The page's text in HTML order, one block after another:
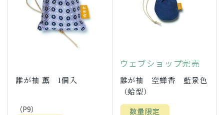
誰が袖 薫 1個入
（P9）
ウェブショップ完売
誰が袖 空蝉香 藍景色
（蛤型）